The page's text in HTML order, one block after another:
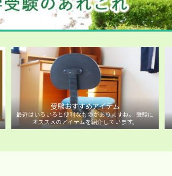
受験おすすめアイテム
最近はいろいろと便利なものがありますね。 受験に
オススメのアイテムを紹介しています。